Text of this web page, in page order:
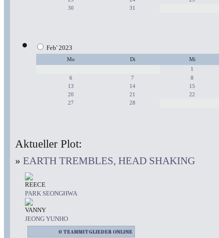
30
31
Feb' 2023
Mo Di
Mi
1
6
7
8
13
14
15
20
21
22
27
28
Aktueller Plot:
» EARTH TREMBLES, HEAD SHAKING
REECE
PARK SEONGHWA
VANNY
JEONG YUNHO
0 TEAMMITGLIEDER ONLINE